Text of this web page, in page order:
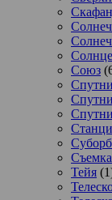
Солнце
Союз
Тейя